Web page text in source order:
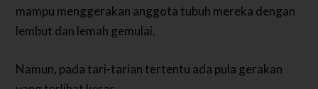
mampu menggerakan anggota tubuh mereka dengan
lembut dan lemah gemulai.
Namun, pada tari-tarian tertentu ada pula gerakan